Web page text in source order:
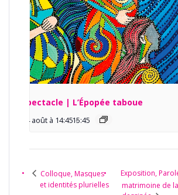
Spectacle | L’Épopée taboue
14 août à 14:45 -
15:45
Colloque, Masques
et identités plurielles
Exposition,
matrimoine de